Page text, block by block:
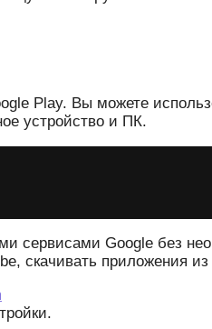
Play. Вы можете
устройство и ПК.
сервисами Google без
скачивать приложения